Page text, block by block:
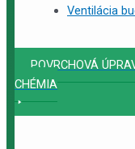
Ventilácia
POVRCHOVÁ
CHÉMIA